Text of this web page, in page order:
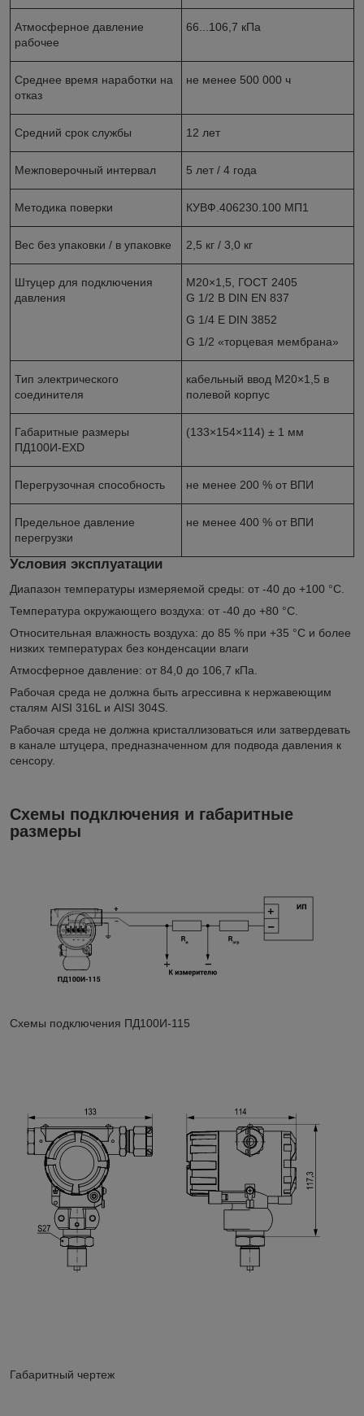
Атмосферное давление
рабочее
66...106,7 кПа
Среднее время наработки на
отказ
не менее 500 000 ч
Средний срок службы 12 лет
Межповерочный интервал 5 лет / 4 года
Методика поверки КУВФ.406230.100 МП1
Вес без упаковки / в упаковке 2,5 кг / 3,0 кг
Штуцер для подключения
давления
М20×1,5, ГОСТ 2405
G 1/2 B DIN EN 837
G 1/4 E DIN 3852
G 1/2 «торцевая мембрана»
Тип электрического
соединителя
кабельный ввод М20×1,5 в
полевой корпус
Габаритные размеры
ПД100И-EXD
(133×154×114) ± 1 мм
Перегрузочная способность не менее 200 % от ВПИ
Предельное давление
перегрузки
не менее 400 % от ВПИ
Условия эксплуатации
Диапазон температуры измеряемой среды: от -40 до +100 °С.
Температура окружающего воздуха: от -40 до +80 °С.
Относительная влажность воздуха: до 85 % при +35 °С и более
низких температурах без конденсации влаги
Атмосферное давление: от 84,0 до 106,7 кПa.
Рабочая среда не должна быть агрессивна к нержавеющим
сталям AISI 316L и AISI 304S.
Рабочая среда не должна кристаллизоваться или затвердевать
в канале штуцера, предназначенном для подвода давления к
сенсору.
Схемы подключения и габаритные
размеры
Схемы подключения ПД100И-115
Габаритный чертеж